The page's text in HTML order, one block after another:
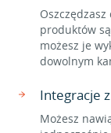
produktów
możesz je
dowolnym
Integracje
Możesz